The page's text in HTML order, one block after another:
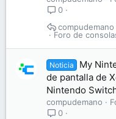
0
Foro de
compudemano
Noticia
My
de pantalla de
Nintendo
compudemano
0